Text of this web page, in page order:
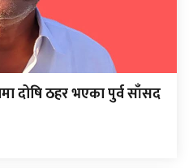
दोषि ठहर भएका पुर्व साँसद